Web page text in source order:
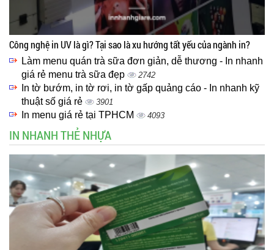
Công nghệ in UV là gì? Tại sao là xu hướng tất yếu của ngành in?
Làm menu quán trà sữa đơn giản, dễ thương - In nhanh
giá rẻ menu trà sữa đẹp
2742
In tờ bướm, in tờ rơi, in tờ gấp quảng cáo - In nhanh kỹ
thuật số giá rẻ
3901
In menu giá rẻ tại TPHCM 4093
IN NHANH THẺ NHỰA